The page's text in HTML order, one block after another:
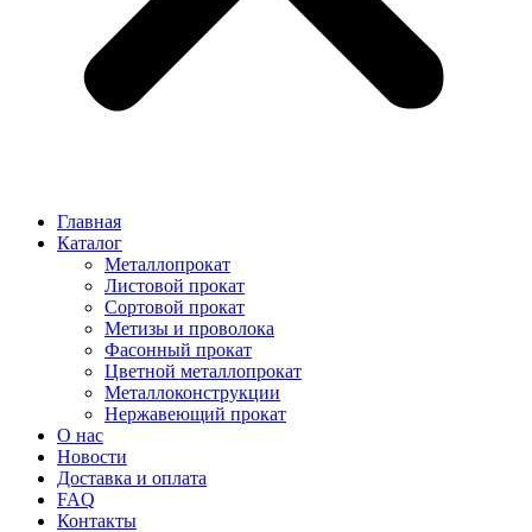
Главная
Каталог
Металлопрокат
Листовой прокат
Сортовой прокат
Метизы и проволока
Фасонный прокат
Цветной металлопрокат
Металлоконструкции
Нержавеющий прокат
О нас
Новости
Доставка и оплата
FAQ
Контакты